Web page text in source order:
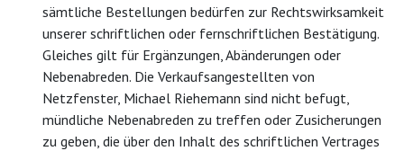
sämtliche Bestellungen bedürfen zur Rechtswirksamkeit
unserer schriftlichen oder fernschriftlichen Bestätigung.
Gleiches gilt für Ergänzungen, Abänderungen oder
Nebenabreden. Die Verkaufsangestellten von
Netzfenster, Michael Riehemann sind nicht befugt,
mündliche Nebenabreden zu treffen oder Zusicherungen
zu geben, die über den Inhalt des schriftlichen Vertrages